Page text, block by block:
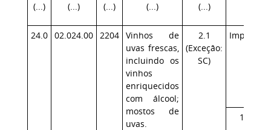
(...) (...) (...) (...) (...)
24.0 02.024.00 2204 Vinhos de
uvas frescas,
incluindo os
vinhos
enriquecidos
com álcool;
mostos de
uvas.
2.1
(Exceçâo:
SC)
115,32